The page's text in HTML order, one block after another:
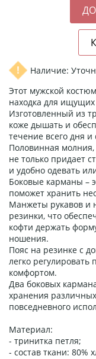
Наличие:
Этот мужской
находка для
Изготовленный из
коже дышать и
течение всего дня и
Половинная
не только придает
и удобно одевать
Боковые карманы –
поможет хранить
Манжеты рукавов и
резинки, что
кофти держать
ношения.
Пояс на резинке с
легко регулировать
комфортом.
Два боковых
хранения
повседневного
Материал:
- тринитка петля;
- состав ткани: 80%